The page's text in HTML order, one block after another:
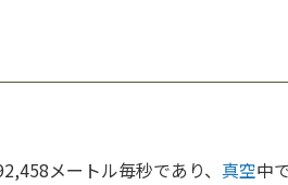
メートル毎秒であり、 真空中